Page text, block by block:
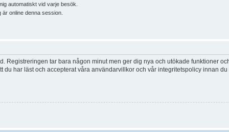
automatiskt vid varje besök.
är online denna session.
Registreringen tar bara någon minut men ger dig nya och utökade funktioner
du har läst och accepterat våra användarvillkor och vår integritetspolicy innan